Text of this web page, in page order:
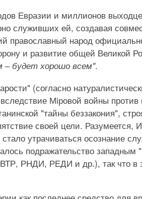
Евразии и миллионов
служивших ей, создавая
православный народ
и развитие общей Великой
‒ будет хорошо всем".
(согласно
Мiровой войны против
"тайны беззакония",
своей цели. Разумеется,
утрачиваться осознание
подражательство западным
РНДИ, РЕДИ и др.), так что в